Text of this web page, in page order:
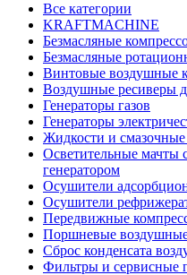
Все категории
KRAFTMACHINE
Безмасляные
Безмасляные
Винтовые воздушные
Воздушные ресиверы
Генераторы газов
Генераторы
Жидкости и
Осветительные мачты
генератором
Осушители
Осушители
Передвижные
Поршневые
Сброс конденсата
Фильтры и сервисные